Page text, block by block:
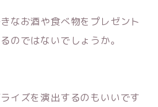
なお酒や食べ物をプレゼント
のではないでしょうか。
イズを演出するのもいいです